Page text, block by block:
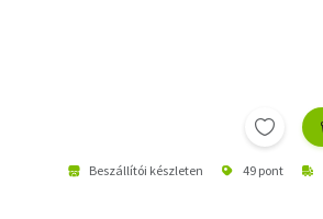
Beszállítói készleten 49 pont